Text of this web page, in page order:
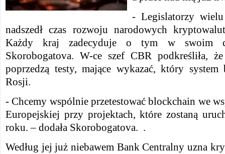
- Legislatorzy
nadszedł czas rozwoju narodowych
Każdy kraj zadecyduje o tym w swoim
Skorobogatova. W-ce szef CBR podkreśliła,
poprzedzą testy, mające wykazać, który
Rosji.
- Chcemy wspólnie przetestować blockchain we
Europejskiej przy projektach, które zostaną
roku. – dodała Skorobogatova. .
Według jej już niebawem Bank Centralny uzna